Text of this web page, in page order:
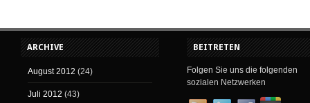
ARCHIVE
August 2012 (24)
Juli 2012 (43)
BEITRETEN
Folgen Sie uns die folgenden
sozialen Netzwerken